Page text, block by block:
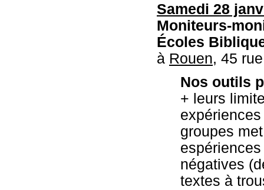
Samedi 28
Moniteurs-
Écoles
à Rouen, 45
Nos outils
+ leurs
groupes
négatives
textes à